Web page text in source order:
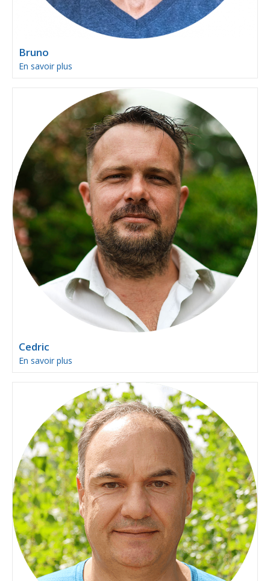
Bruno
En savoir plus
Cedric
En savoir plus